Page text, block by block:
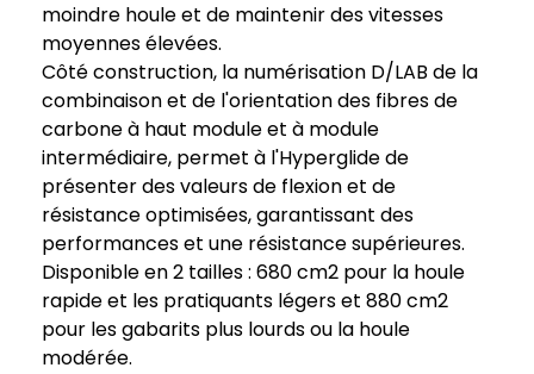
moindre houle et de maintenir des vitesses
moyennes élevées.
Côté construction, la numérisation D/LAB de la
combinaison et de l'orientation des fibres de
carbone à haut module et à module
intermédiaire, permet à l'Hyperglide de
présenter des valeurs de flexion et de
résistance optimisées, garantissant des
performances et une résistance supérieures.
Disponible en 2 tailles : 680 cm2 pour la houle
rapide et les pratiquants légers et 880 cm2
pour les gabarits plus lourds ou la houle
modérée.